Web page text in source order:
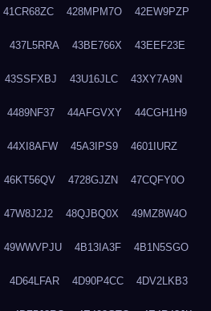
41CR68ZC 428MPM7O 42EW9PZP
437L5RRA 43BE766X 43EEF23E
43SSFXBJ 43U16JLC 43XY7A9N
4489NF37 44AFGVXY 44CGH1H9
44XI8AFW 45A3IPS9 4601IURZ
46KT56QV 4728GJZN 47CQFY0O
47W8J2J2 48QJBQ0X 49MZ8W4O
49WWVPJU 4B13IA3F 4B1N5SGO
4D64LFAR 4D90P4CC 4DV2LKB3